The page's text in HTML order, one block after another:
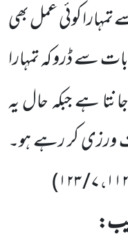
کوئی عمل بھی
سے ڈرو کہ تمہارا
ہے جبکہ حال یہ
ورزی کر رہے ہو۔
۱۱۲،۷/۱۲۳)